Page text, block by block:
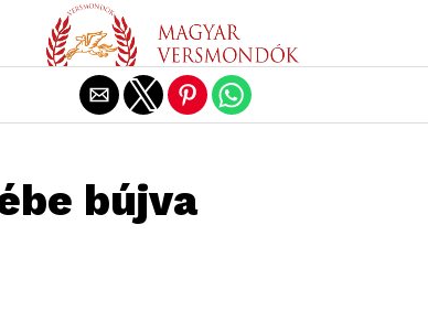
bújva
Exit mobile version